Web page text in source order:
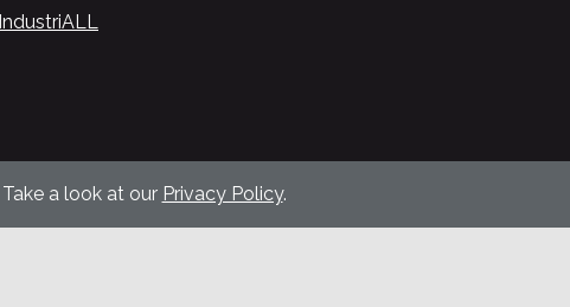
a look at our Privacy Policy.